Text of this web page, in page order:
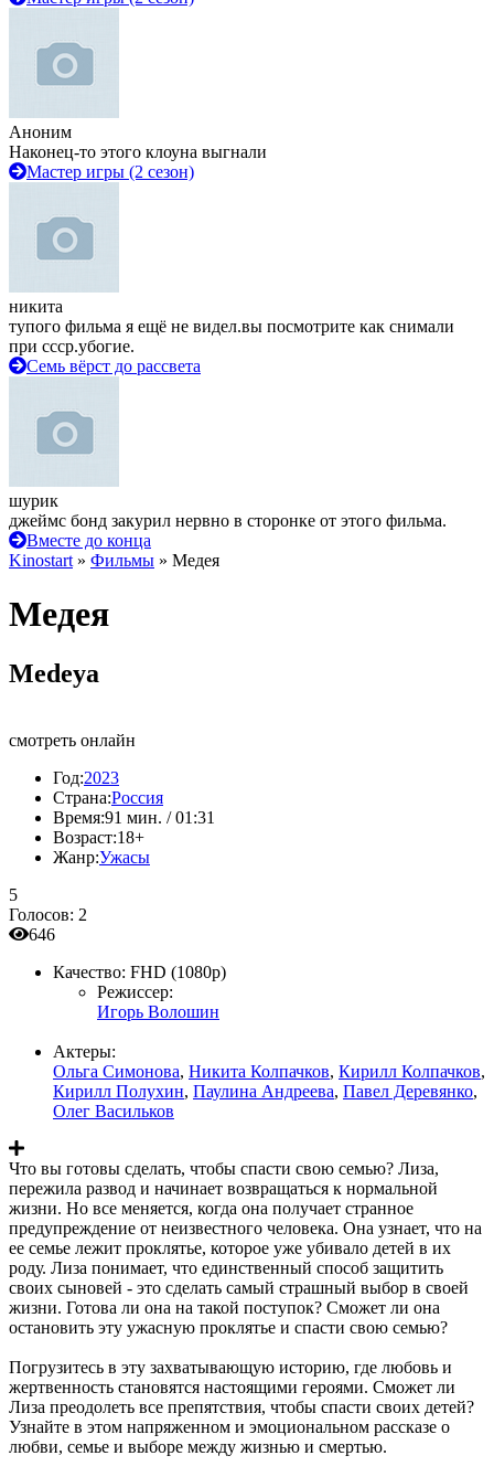
Аноним
Наконец-то этого клоуна выгнали
Мастер игры (2 сезон)
никита
тупого фильма я ещё не видел.вы посмотрите как снимали
при ссср.убогие.
Семь вёрст до рассвета
шурик
джеймс бонд закурил нервно в сторонке от этого фильма.
Вместе до конца
Kinostart » Фильмы » Медея
Медея
Medeya
смотреть онлайн
Год:2023
Страна:Россия
Время:91 мин. / 01:31
Возраст:18+
Жанр:Ужасы
5
Голосов: 2
646
Качество: FHD (1080p)
Режиссер:
Игорь Волошин
Актеры:
Ольга Симонова, Никита Колпачков, Кирилл Колпачков,
Кирилл Полухин, Паулина Андреева, Павел Деревянко,
Олег Васильков
Что вы готовы сделать, чтобы спасти свою семью? Лиза,
пережила развод и начинает возвращаться к нормальной
жизни. Но все меняется, когда она получает странное
предупреждение от неизвестного человека. Она узнает, что на
ее семье лежит проклятье, которое уже убивало детей в их
роду. Лиза понимает, что единственный способ защитить
своих сыновей - это сделать самый страшный выбор в своей
жизни. Готова ли она на такой поступок? Сможет ли она
остановить эту ужасную проклятье и спасти свою семью?
Погрузитесь в эту захватывающую историю, где любовь и
жертвенность становятся настоящими героями. Сможет ли
Лиза преодолеть все препятствия, чтобы спасти своих детей?
Узнайте в этом напряженном и эмоциональном рассказе о
любви, семье и выборе между жизнью и смертью.